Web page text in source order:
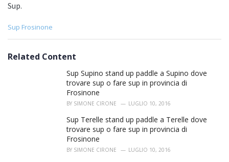
Sup.
C
e
Sup Frosinone
Related Content
Sup Supino stand up paddle a Supino dove
trovare sup o fare sup in provincia di
Frosinone
BY SIMONE CIRONE LUGLIO 10, 2016
Sup Terelle stand up paddle a Terelle dove
trovare sup o fare sup in provincia di
Frosinone
BY SIMONE CIRONE LUGLIO 10, 2016